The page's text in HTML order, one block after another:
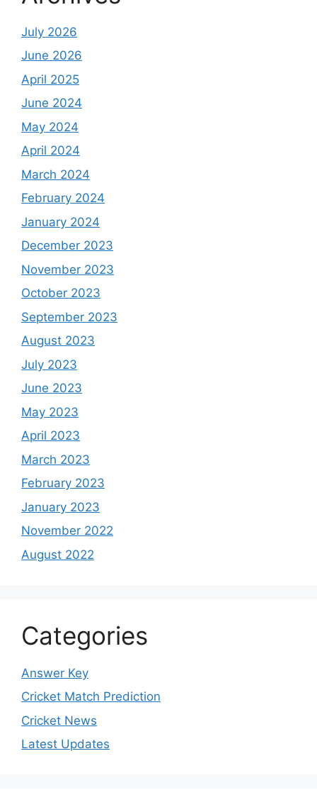
July 2026
June 2026
April 2025
June 2024
May 2024
April 2024
March 2024
February 2024
January 2024
December 2023
November 2023
October 2023
September 2023
August 2023
July 2023
June 2023
May 2023
April 2023
March 2023
February 2023
January 2023
November 2022
August 2022
Categories
Answer Key
Cricket Match Prediction
Cricket News
Latest Updates